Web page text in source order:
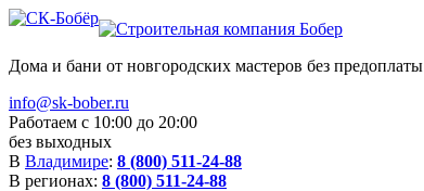
Дома и бани от новгородских мастеров без предоплаты
info@sk-bober.ru
Работаем с 10:00 до 20:00
без выходных
В Владимире: 8 (800) 511-24-88
В регионах: 8 (800) 511-24-88